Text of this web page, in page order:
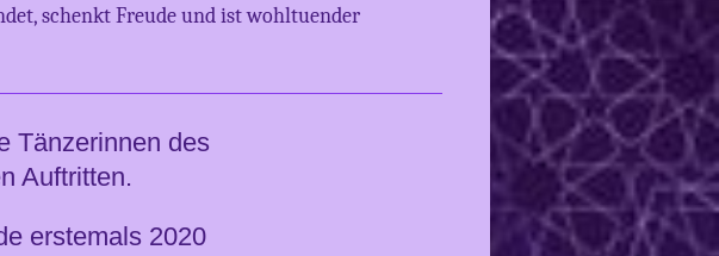
schenkt Freude und ist wohltuender
Tänzerinnen des
Auftritten.
erstemals 2020